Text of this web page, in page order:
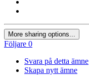
More sharing options...
Följare 0
Svara på detta ämne
Skapa nytt ämne